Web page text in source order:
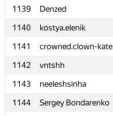
1139
Denzed
1140
kostya.elenik
1141
crowned.clown-kate
1142
vntshh
1143
neeleshsinha
1144
Sergey Bondarenko
1139
Denzed
1140
kostya.elenik
1141
crowned.clown-kate
1142
vntshh
1143
neeleshsinha
1144
Sergey Bondarenko